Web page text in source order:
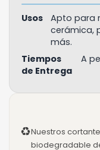
Usos
Apto para
cerámica,
más.
Tiempos
de Entrega
A
♻Nuestros
biodegradable